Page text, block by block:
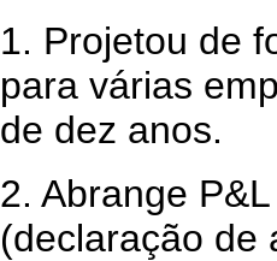
1. Projetou de
para várias
de dez anos.
2. Abrange
(declaração de